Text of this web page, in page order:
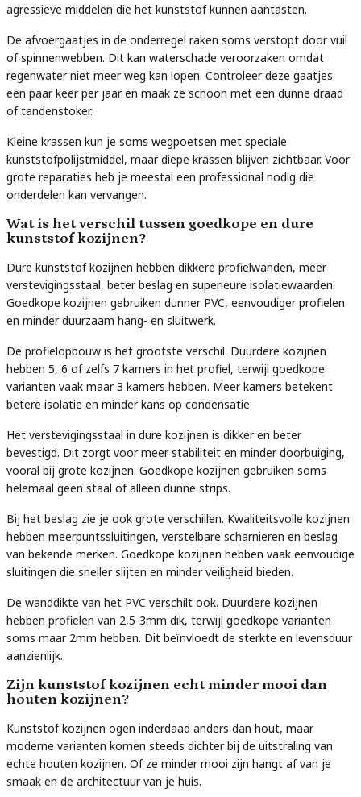
agressieve middelen die het kunststof kunnen aantasten.
De afvoergaatjes in de onderregel raken soms verstopt door vuil
of spinnenwebben. Dit kan waterschade veroorzaken omdat
regenwater niet meer weg kan lopen. Controleer deze gaatjes
een paar keer per jaar en maak ze schoon met een dunne draad
of tandenstoker.
Kleine krassen kun je soms wegpoetsen met speciale
kunststofpolijstmiddel, maar diepe krassen blijven zichtbaar. Voor
grote reparaties heb je meestal een professional nodig die
onderdelen kan vervangen.
Wat is het verschil tussen goedkope en dure
kunststof kozijnen?
Dure kunststof kozijnen hebben dikkere profielwanden, meer
verstevigingsstaal, beter beslag en superieure isolatiewaarden.
Goedkope kozijnen gebruiken dunner PVC, eenvoudiger profielen
en minder duurzaam hang- en sluitwerk.
De profielopbouw is het grootste verschil. Duurdere kozijnen
hebben 5, 6 of zelfs 7 kamers in het profiel, terwijl goedkope
varianten vaak maar 3 kamers hebben. Meer kamers betekent
betere isolatie en minder kans op condensatie.
Het verstevigingsstaal in dure kozijnen is dikker en beter
bevestigd. Dit zorgt voor meer stabiliteit en minder doorbuiging,
vooral bij grote kozijnen. Goedkope kozijnen gebruiken soms
helemaal geen staal of alleen dunne strips.
Bij het beslag zie je ook grote verschillen. Kwaliteitsvolle kozijnen
hebben meerpuntssluitingen, verstelbare scharnieren en beslag
van bekende merken. Goedkope kozijnen hebben vaak eenvoudige
sluitingen die sneller slijten en minder veiligheid bieden.
De wanddikte van het PVC verschilt ook. Duurdere kozijnen
hebben profielen van 2,5-3mm dik, terwijl goedkope varianten
soms maar 2mm hebben. Dit beïnvloedt de sterkte en levensduur
aanzienlijk.
Zijn kunststof kozijnen echt minder mooi dan
houten kozijnen?
Kunststof kozijnen ogen inderdaad anders dan hout, maar
moderne varianten komen steeds dichter bij de uitstraling van
echte houten kozijnen. Of ze minder mooi zijn hangt af van je
smaak en de architectuur van je huis.